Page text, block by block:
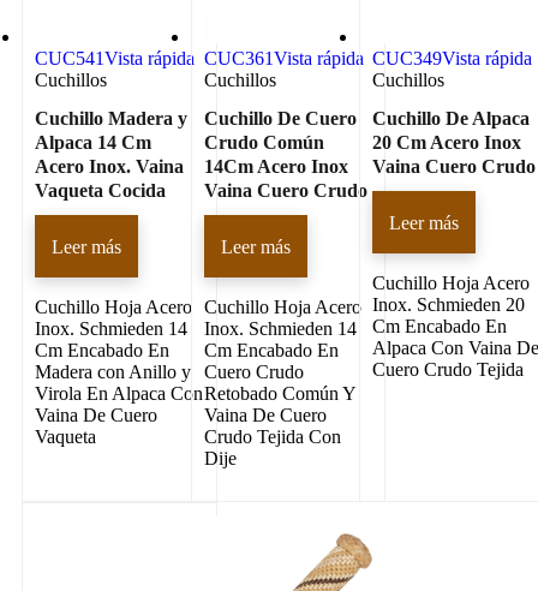
CUC541Vista rápida
Cuchillos
Cuchillo Madera y
Alpaca 14 Cm
Acero Inox. Vaina
Vaqueta Cocida
Leer más
Cuchillo Hoja Acero
Inox. Schmieden 14
Cm Encabado En
Madera con Anillo y
Virola En Alpaca Con
Vaina De Cuero
Vaqueta
CUC361Vista rápida
Cuchillos
Cuchillo De Cuero
Crudo Común
14Cm Acero Inox
Vaina Cuero Crudo
Leer más
Cuchillo Hoja Acero
Inox. Schmieden 14
Cm Encabado En
Cuero Crudo
Retobado Común Y
Vaina De Cuero
Crudo Tejida Con
Dije
CUC349Vista rápida
Cuchillos
Cuchillo De Alpaca
20 Cm Acero Inox
Vaina Cuero Crudo
Leer más
Cuchillo Hoja Acero
Inox. Schmieden 20
Cm Encabado En
Alpaca Con Vaina
Cuero Crudo Tejida